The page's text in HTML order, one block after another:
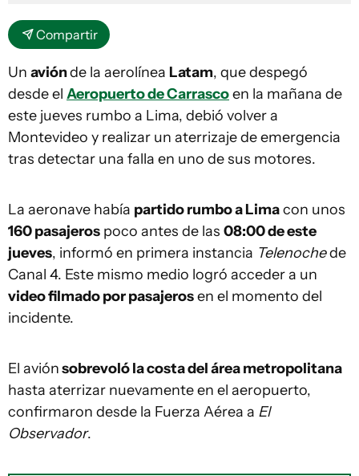
Compartir
Un aviónde la aerolínea Latam, que despegó
desde el Aeropuerto de Carrascoen la mañana de
este jueves rumbo a Lima, debió volver a
Montevideo y realizar un aterrizaje de emergencia
tras detectar una falla en uno de sus motores.
La aeronave había partido rumbo a Limacon unos
160 pasajeros poco antes de las 08:00 de este
jueves, informó en primera instancia Telenochede
Canal 4. Este mismo medio logró acceder a un
video filmado por pasajerosen el momento del
incidente.
El aviónsobrevoló la costa del área metropolitana
hasta aterrizar nuevamente en el aeropuerto,
confirmaron desde la Fuerza Aérea a El
Observador.